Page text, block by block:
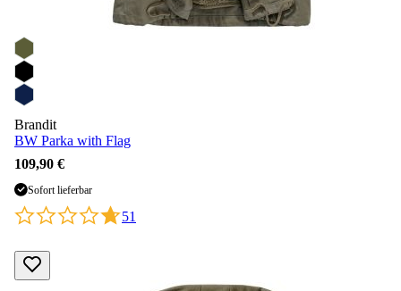
Brandit
BW Parka with Flag
109,90 €
Sofort lieferbar
51